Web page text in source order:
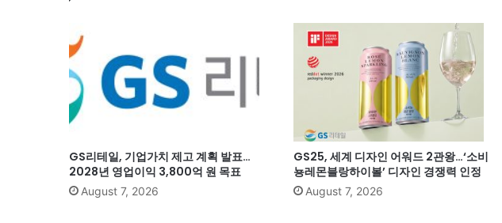
GS리테일, 기업가치 제고 계획 발표…
2028년 영업이익 3,800억 원 목표
August 7, 2026
GS25, 세계 디자인 어워드 2관왕…‘소비
뇽레몬블랑하이볼’ 디자인 경쟁력 인정
August 7, 2026